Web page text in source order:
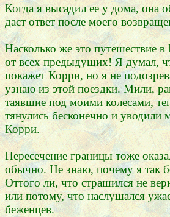
Когда я высадил ее у дома, она
даст ответ после моего
Насколько же это путешествие
от всех предыдущих! Я думал,
покажет Корри, но я не
узнаю из этой поездки. Мили,
таявшие под моими колесами,
тянулись бесконечно и уводили
Корри.
Пересечение границы тоже
обычно. Не знаю, почему я так
Оттого ли, что страшился не
или потому, что наслушался
беженцев.